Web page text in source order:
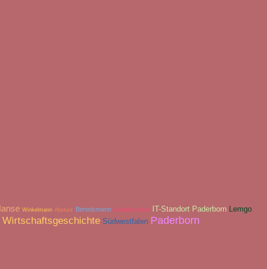
Winkelmann Absturz Bertelsmann Kunsthistoriker IT-Standort Paderborn Lemgo
Wirtschaftsgeschichte Südwestfalen Paderborn